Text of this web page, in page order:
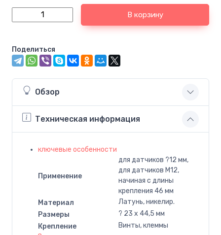
В корзину
Поделиться
Обзор
Техническая информация
ключевые особенности
Применение
для датчиков ?12 мм,
для датчиков M12,
начиная с длины
крепления 46 мм
Материал
Латунь, никелир.
Размеры
? 23 x 44,5 мм
Крепление
Винты, клеммы